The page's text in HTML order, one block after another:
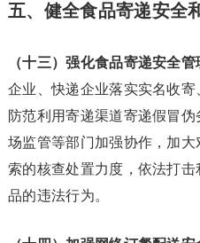
五、健全食品寄递安全
（十三）强化食品寄递安全管
企业、快递企业落实实名收寄
防范利用寄递渠道寄递假冒
场监管等部门加强协作，加
索的核查处置力度，依法打
品的违法行为。